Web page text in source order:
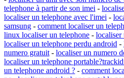
telephone à partir de son imei -
localiser un telephone avec l'imei -
samsung - comment localiser un
linux localiser un telephone - localiser
localiser un telephone perdu android -
numero gratuit - localiser un numero
localiser un telephone
un telephone android ? - comment